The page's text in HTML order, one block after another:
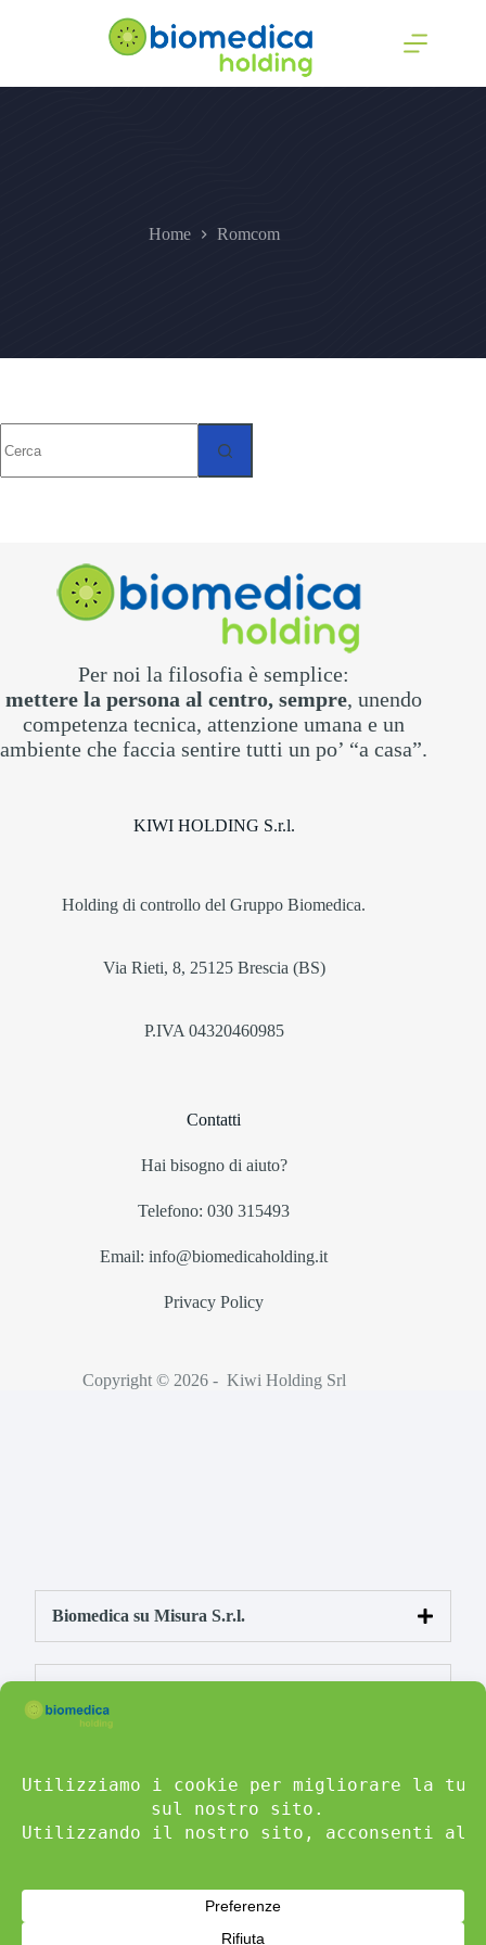
Home Romcom
Per noi la filosofia è semplice:
mettere la persona al centro, sempre, unendo
competenza tecnica, attenzione umana e un
ambiente che faccia sentire tutti un po’ “a casa”.
KIWI HOLDING S.r.l.
Holding di controllo del Gruppo Biomedica.
Via Rieti, 8, 25125 Brescia (BS)
P.IVA 04320460985
Contatti
Hai bisogno di aiuto?
Telefono: 030 315493
Email: info@biomedicaholding.it
Privacy Policy
Copyright © 2026 - Kiwi Holding Srl
Biomedica su Misura S.r.l.
Biomedica Calabria S.r.l.
Biomedica Puglia S.r.l.